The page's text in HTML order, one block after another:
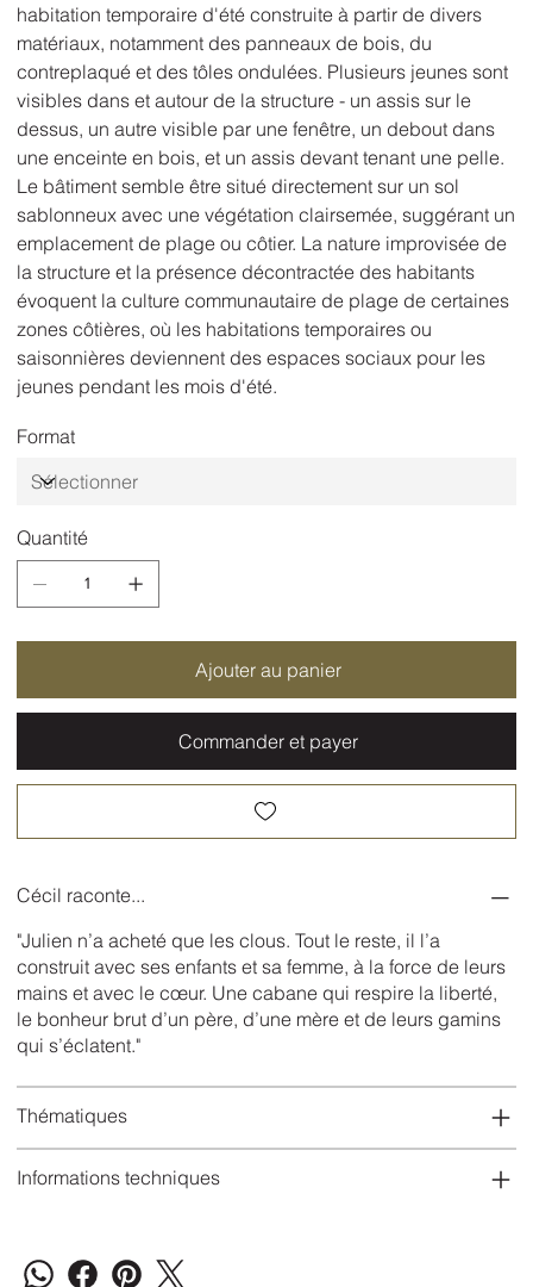
habitation temporaire d'été construite à partir de divers
matériaux, notamment des panneaux de bois, du
contreplaqué et des tôles ondulées. Plusieurs jeunes sont
visibles dans et autour de la structure - un assis sur le
dessus, un autre visible par une fenêtre, un debout dans
une enceinte en bois, et un assis devant tenant une pelle.
Le bâtiment semble être situé directement sur un sol
sablonneux avec une végétation clairsemée, suggérant un
emplacement de plage ou côtier. La nature improvisée de
la structure et la présence décontractée des habitants
évoquent la culture communautaire de plage de certaines
zones côtières, où les habitations temporaires ou
saisonnières deviennent des espaces sociaux pour les
jeunes pendant les mois d'été.
Format
Quantité
Ajouter au panier
Commander et payer
Cécil raconte...
"Julien n’a acheté que les clous. Tout le reste, il l’a
construit avec ses enfants et sa femme, à la force de leurs
mains et avec le cœur. Une cabane qui respire la liberté,
le bonheur brut d’un père, d’une mère et de leurs gamins
qui s’éclatent."
Thématiques
Informations techniques